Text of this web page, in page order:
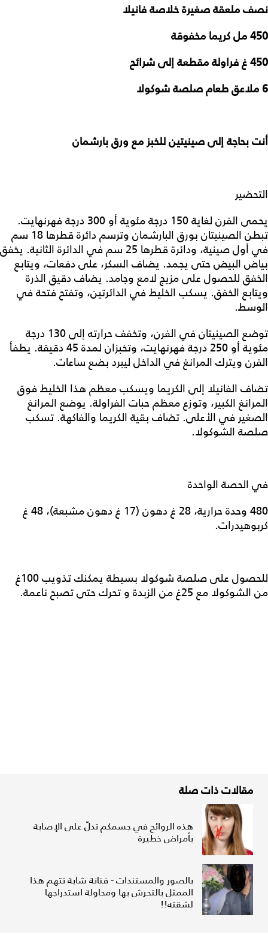
نصف ملعقة صغيرة خلاصة فانيلا
450 مل كريما مخفوقة
450 غ فراولة مقطعة إلى شرائح
6 ملاعق طعام صلصة شوكولا
أنت بحاجة إلى صينيتين للخبز مع ورق بارشمان
التحضير
يحمى الفرن لغاية 150 درجة مئوية أو 300 درجة فهرنهايت.
تبطن الصينيتان بورق البارشمان وترسم دائرة قطرها 18 سم
في أول صينية، ودائرة قطرها 25 سم في الدائرة الثانية. يخفق
بياض البيض حتى يجمد. يضاف السكر، على دفعات، ويتابع
الخفق للحصول على مزيج لامع وجامد. يضاف دقيق الذرة
ويتابع الخفق. يسكب الخليط في الدائرتين، وتفتح فتحة في
الوسط.
توضع الصينيتان في الفرن، وتخفف حرارته إلى 130 درجة
مئوية أو 250 درجة فهرنهايت، وتخبزان لمدة 45 دقيقة. يطفأ
الفرن ويترك المرانغ في الداخل ليبرد بضع ساعات.
تضاف الفانيلا إلى الكريما ويسكب معظم هذا الخليط فوق
المرانغ الكبير، وتوزع معظم حبات الفراولة. يوضع المرانغ
الصغير في الأعلى. تضاف بقية الكريما والفاكهة. تسكب
صلصة الشوكولا.
في الحصة الواحدة
480 وحدة حرارية، 28 غ دهون (17 غ دهون مشبعة)، 48 غ
كربوهيدرات.
للحصول على صلصة شوكولا بسيطة يمكنك تذويب 100غ
من الشوكولا مع 25غ من الزبدة و تحرك حتى تصبح ناعمة.
مقالات ذات صلة
هذه الروائح في جسمكم تدلّ على الإصابة
بأمراض خطيرة
بالصور والمستندات - فنانة شابة تتهم هذا
الممثل بالتحرش بها ومحاولة استدراجها
لشقته!!